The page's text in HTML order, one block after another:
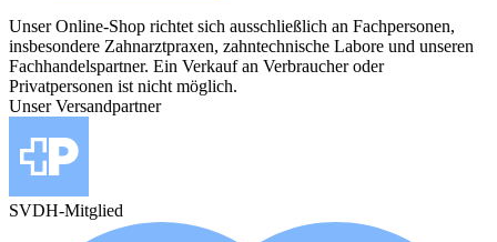
Unser Online-Shop richtet sich ausschließlich an Fachpersonen,
insbesondere Zahnarztpraxen, zahntechnische Labore und unseren
Fachhandelspartner. Ein Verkauf an Verbraucher oder
Privatpersonen ist nicht möglich.
Unser Versandpartner
SVDH-Mitglied